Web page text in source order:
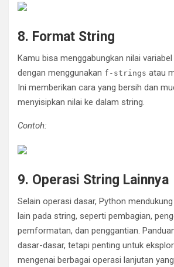
8. Format String
Kamu bisa menggabungkan nilai
dengan menggunakan f-strings atau
Ini memberikan cara yang bersih dan
menyisipkan nilai ke dalam string.
Contoh:
9. Operasi String Lainnya
Selain operasi dasar, Python
lain pada string, seperti pembagian,
pemformatan, dan penggantian.
dasar-dasar, tetapi penting untuk
mengenai berbagai operasi lanjutan